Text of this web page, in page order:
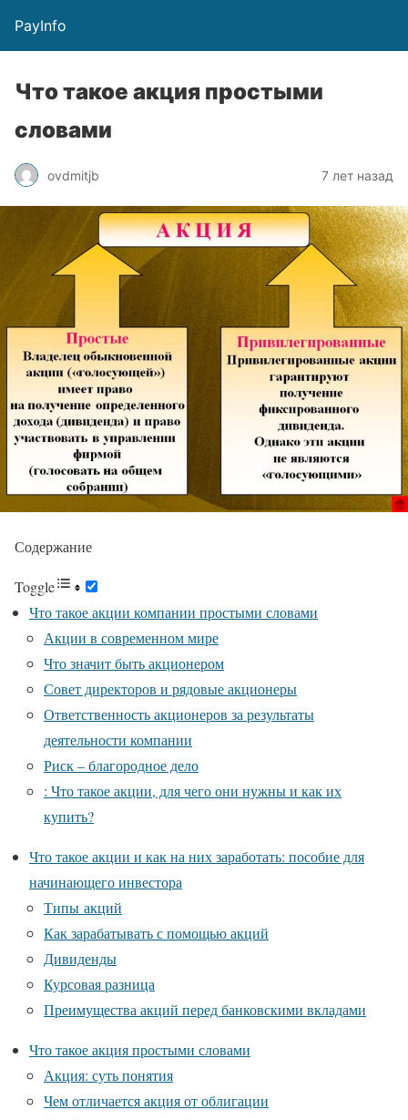
PayInfo
Что такое акция простыми
словами
ovdmitjb 7 лет назад
Содержание
Toggle
Что такое акции компании простыми словами
Акции в современном мире
Что значит быть акционером
Совет директоров и рядовые акционеры
Ответственность акционеров за результаты
деятельности компании
Риск – благородное дело
: Что такое акции, для чего они нужны и как их
купить?
Что такое акции и как на них заработать: пособие для
начинающего инвестора
Типы акций
Как зарабатывать с помощью акций
Дивиденды
Курсовая разница
Преимущества акций перед банковскими вкладами
Что такое акция простыми словами
Акция: суть понятия
Чем отличается акция от облигации